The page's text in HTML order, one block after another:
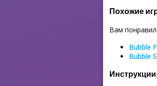
Похожие
Вам
Bubble
Bubble
Инструкции: